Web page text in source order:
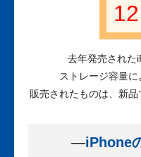
去年発売された
ストレージ容量
販売されたものは、新品
—iPhone